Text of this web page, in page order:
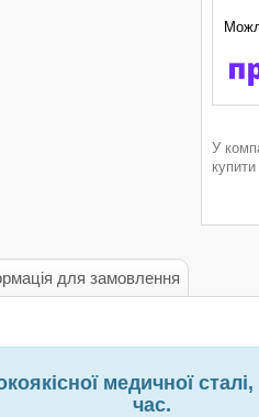
У
для замовлення
медичної
час.